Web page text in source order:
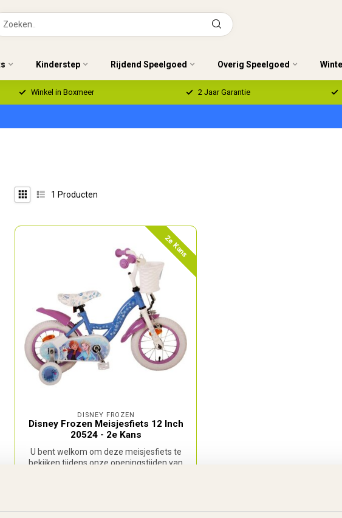
Kinderstep Rijdend Speelgoed Overig Speelgoed
Winkel in Boxmeer 2 Jaar Garantie
1 Producten
2e Kans
DISNEY FROZEN
Disney Frozen Meisjesfiets 12 Inch
20524 - 2e Kans
U bent welkom om deze meisjesfiets te
bekijken tijdens onze openingstijden van
Op voorraad